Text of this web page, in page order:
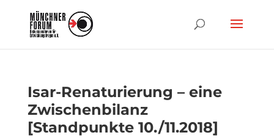
Isar-Renaturierung – eine
Zwischenbilanz
[Standpunkte 10./11.2018]